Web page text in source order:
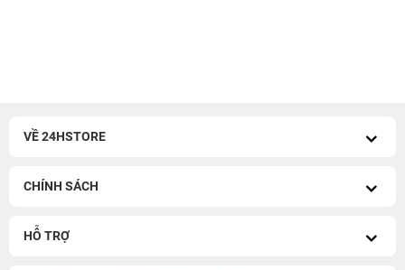
VỀ 24HSTORE
CHÍNH SÁCH
HỖ TRỢ